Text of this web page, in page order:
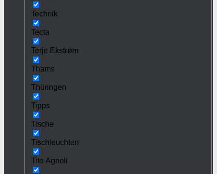
Technik
Tecta
Terje Ekstrøm
Thams
Thüringen
Tipps
Tische
Tischleuchten
Tito Agnoli